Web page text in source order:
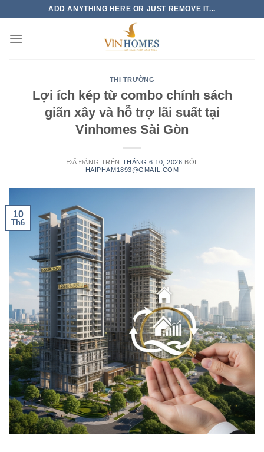
nội
ADD ANYTHING HERE OR JUST REMOVE IT...
THỊ TRƯỜNG
Lợi ích kép từ combo chính sách
giãn xây và hỗ trợ lãi suất tại
Vinhomes Sài Gòn
ĐÃ ĐĂNG TRÊN THÁNG 6 10, 2026 BỞI
HAIPHAM1893@GMAIL.COM
10
Th6